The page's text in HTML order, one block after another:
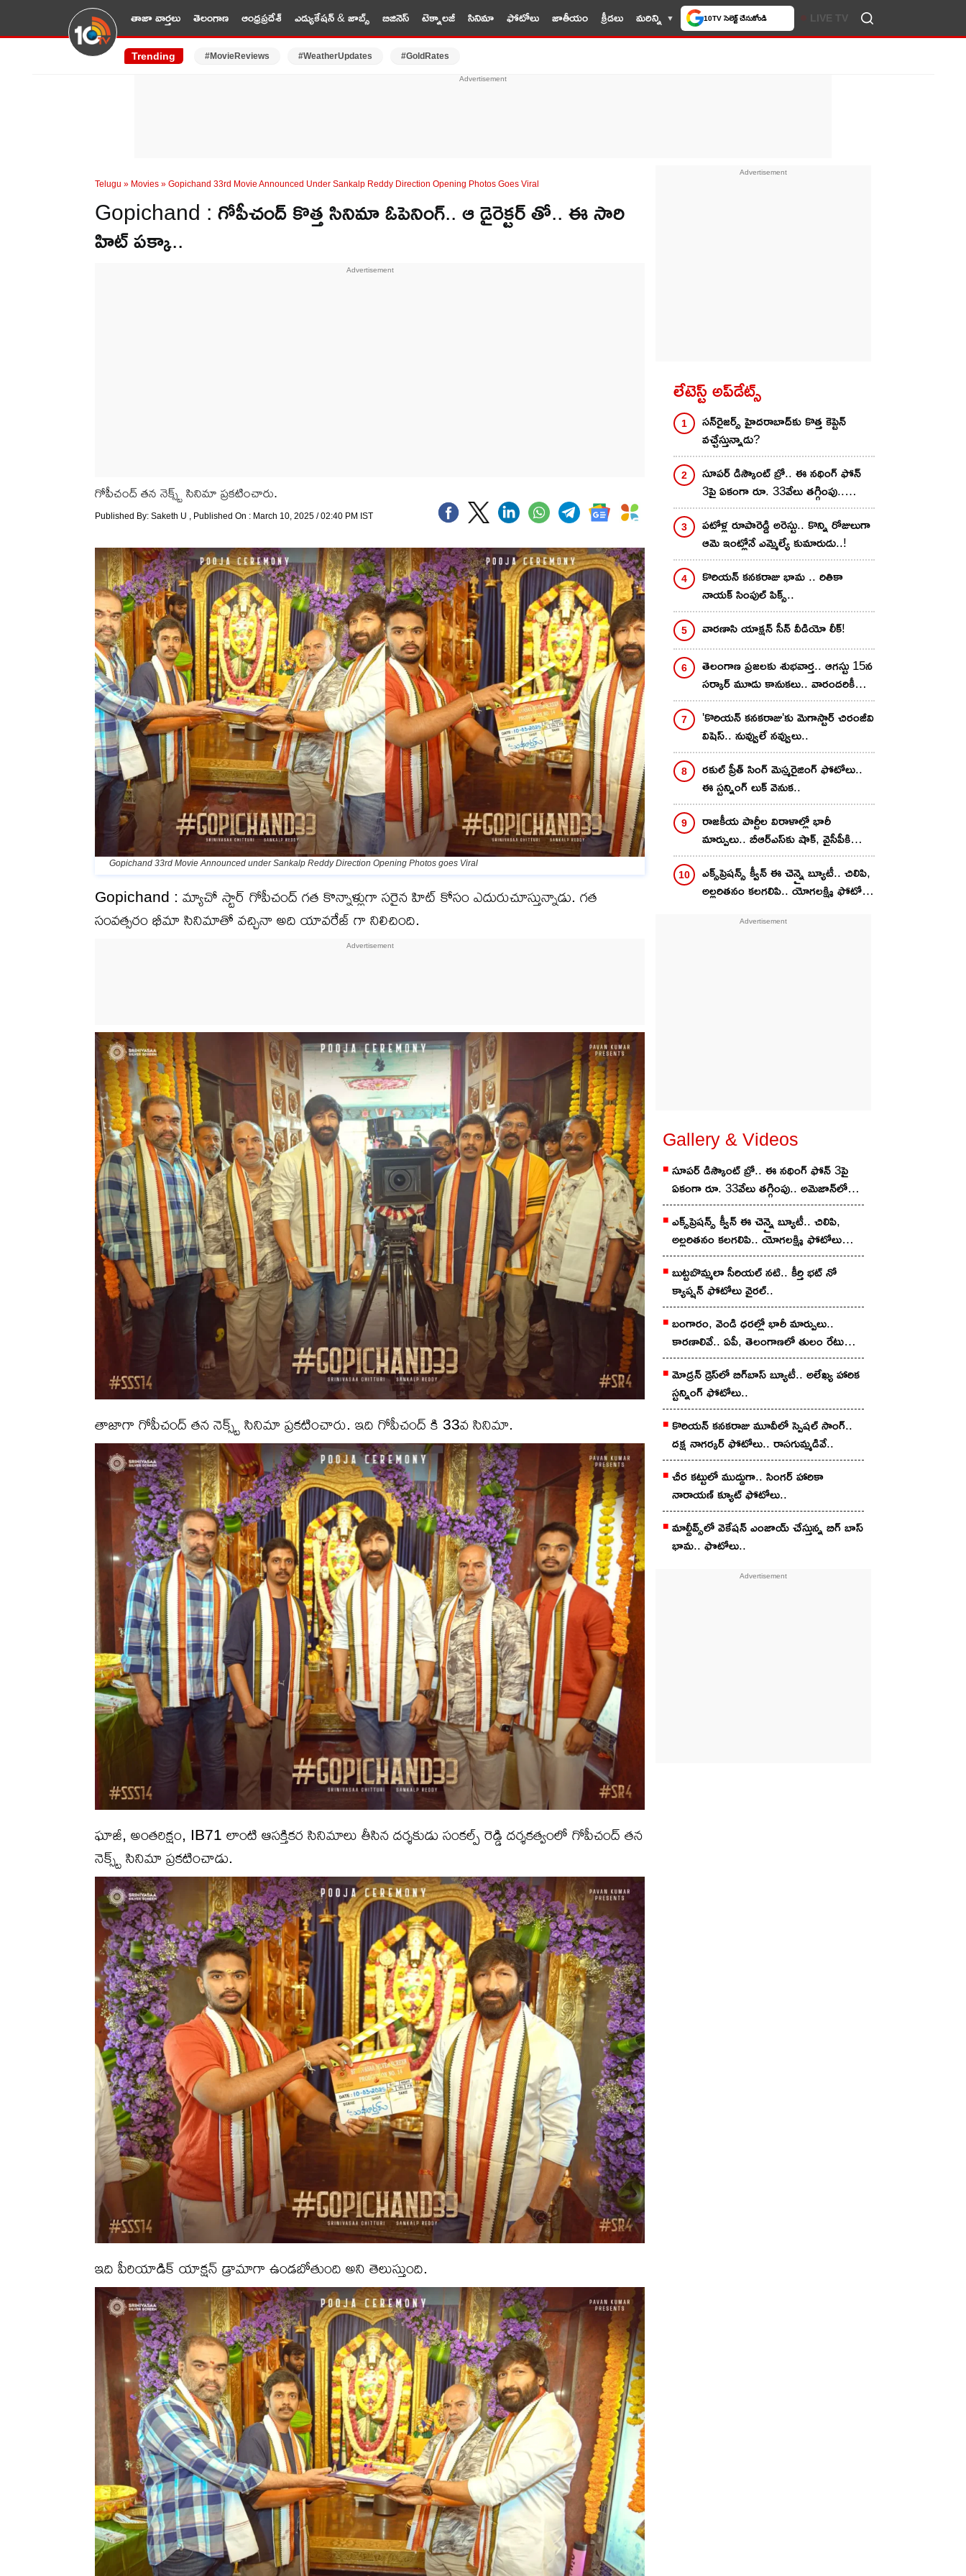
తాజా వార్తలు తెలంగాణ ఆంధ్రప్రదేశ్ ఎడ్యుకేషన్ & జాబ్స్ బిజినెస్ టెక్నాలజీ సినిమా ఫోటోలు జాతీయం క్రీడలు మరిన్ని
చేసుకోండి
LIVE TV
Trending #MovieReviews #WeatherUpdates #GoldRates
Telugu » Movies » Gopichand 33rd Movie Announced Under Sankalp Reddy Direction Opening Photos Goes Viral
Gopichand : గోపీచంద్ కొత్త సినిమా ఓపెనింగ్.. ఆ డైరెక్టర్ తో.. ఈ సారి
హిట్ పక్కా..
గోపీచంద్ తన నెక్స్ట్ సినిమా ప్రకటించారు.
Published By: Saketh U , Published On : March 10, 2025 / 02:40 PM IST
Gopichand 33rd Movie Announced under Sankalp Reddy Direction Opening Photos goes Viral
Gopichand : మ్యాచో స్టార్ గోపీచంద్ గత కొన్నాళ్లుగా సరైన హిట్ కోసం ఎదురుచూస్తున్నాడు. గత
సంవత్సరం భీమా సినిమాతో వచ్చినా అది యావరేజ్ గా నిలిచింది.
తాజాగా గోపీచంద్ తన నెక్స్ట్ సినిమా ప్రకటించారు. ఇది గోపీచంద్ కి 33వ సినిమా.
ఘాజీ, అంతరిక్షం, IB71 లాంటి ఆసక్తికర సినిమాలు తీసిన దర్శకుడు సంకల్ప్ రెడ్డి దర్శకత్వంలో గోపీచంద్ తన
నెక్స్ట్ సినిమా ప్రకటించాడు.
ఇది పీరియాడిక్ యాక్షన్ డ్రామాగా ఉండబోతుంది అని తెలుస్తుంది.
లేటెస్ట్ అప్‌డేట్స్
స‌న్‌రైజ‌ర్స్ హైద‌రాబాద్‌కు కొత్త కెప్టెన్
వ‌చ్చేస్తున్నాడు?
సూపర్ డిస్కౌంట్ బ్రో.. ఈ నథింగ్ ఫోన్
3పై ఏకంగా రూ. 33వేలు తగ్గింపు..
అమెజాన్‌లో ఇలా కొన్నారంటే?
పటోళ్ల రూపారెడ్డి అరెస్టు.. కొన్ని రోజులుగా
ఆమె ఇంట్లోనే ఎమ్మెల్యే కుమారుడు..!
కొరియన్‌ కనకరాజు భామ .. రితికా
నాయ‌క్ సింపుల్ పిక్స్‌..
వారణాసి యాక్షన్ సీన్ వీడియో లీక్!
తెలంగాణ ప్రజలకు శుభవార్త.. ఆగస్టు 15న
సర్కార్ మూడు కానుకలు.. వారందరికీ
లబ్ధి..
'కొరియ‌న్ క‌న‌కరాజు'కు మెగాస్టార్ చిరంజీవి
విషెస్.. నువ్వులే న‌వ్వులు..
ర‌కుల్ ప్రీత్ సింగ్ మెస్మ‌రైజింగ్ ఫోటోలు..
ఈ స్ట‌న్నింగ్ లుక్ వెనుక‌..
రాజకీయ పార్టీల విరాళాల్లో భారీ
మార్పులు.. బీఆర్ఎస్‌కు షాక్, వైసీపీకి
పెరిగిన విరాళాలు.. టీడీపీకి తగ్గిన నిధులు..
ఎక్స్‌ప్రెష‌న్స్ క్వీన్ ఈ చెన్నై బ్యూటీ.. చిలిపి,
అల్ల‌రిత‌నం క‌ల‌గ‌లిపి.. యోగలక్ష్మి ఫోటోలు
Gallery & Videos
సూపర్ డిస్కౌంట్ బ్రో.. ఈ నథింగ్ ఫోన్ 3పై
ఏకంగా రూ. 33వేలు తగ్గింపు.. అమెజాన్‌లో
ఇలా కొన్నారంటే?
ఎక్స్‌ప్రెష‌న్స్ క్వీన్ ఈ చెన్నై బ్యూటీ.. చిలిపి,
అల్ల‌రిత‌నం క‌ల‌గ‌లిపి.. యోగలక్ష్మి ఫోటోలు
వైర‌ల్‌..
బుట్ట‌బొమ్మ‌లా సీరియ‌ల్ న‌టి.. కీర్తి భ‌ట్‌ నో
క్యాప్ష‌న్‌ ఫోటోలు వైర‌ల్‌..
బంగారం, వెండి ధరల్లో భారీ మార్పులు..
కారణాలివే.. ఏపీ, తెలంగాణలో తులం రేటు
ఎంతంటే?
మోడ్ర‌న్ డ్రెస్‌లో బిగ్‌బాస్ బ్యూటీ.. అలేఖ్య హారిక
స్ట‌న్నింగ్ ఫోటోలు..
కొరియ‌న్ కన‌క‌రాజు మూవీలో స్పెష‌ల్ సాంగ్‌..
దక్ష నాగర్కర్ ఫోటోలు.. రాస‌గుమ్మ‌డివే..
చీర క‌ట్టులో ముద్దుగా.. సింగ‌ర్ హారికా
నారాయణ్ క్యూట్ ఫోటోలు..
మాల్దీవ్స్‌లో వెకేషన్ ఎంజాయ్ చేస్తున్న బిగ్ బాస్
భామ.. ఫొటోలు..